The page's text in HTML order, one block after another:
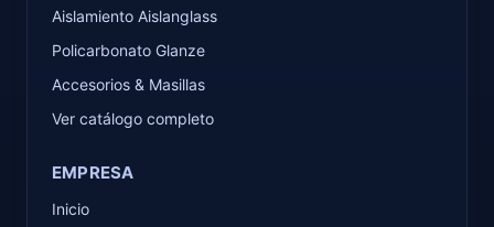
Aislamiento Aislanglass
Policarbonato Glanze
Accesorios & Masillas
Ver catálogo completo
EMPRESA
Inicio